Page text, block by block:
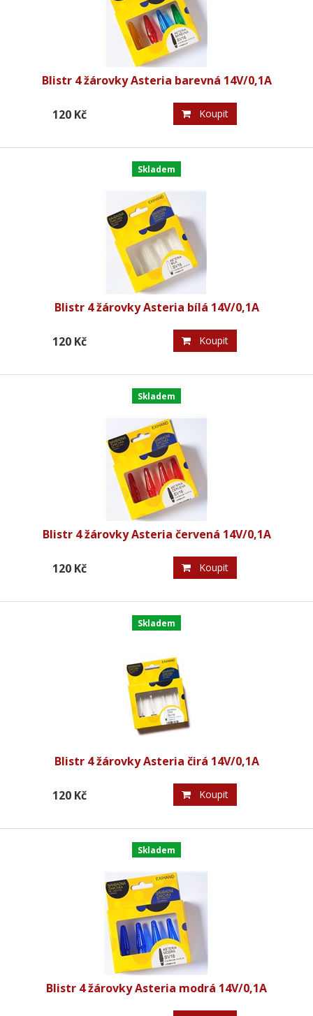
Blistr 4 žárovky Asteria barevná 14V/0,1A
120 Kč Koupit
Blistr 4 žárovky Asteria bílá 14V/0,1A
Skladem
120 Kč Koupit
Blistr 4 žárovky Asteria červená 14V/0,1A
Skladem
120 Kč Koupit
Blistr 4 žárovky Asteria čirá 14V/0,1A
Skladem
120 Kč Koupit
Blistr 4 žárovky Asteria modrá 14V/0,1A
Skladem